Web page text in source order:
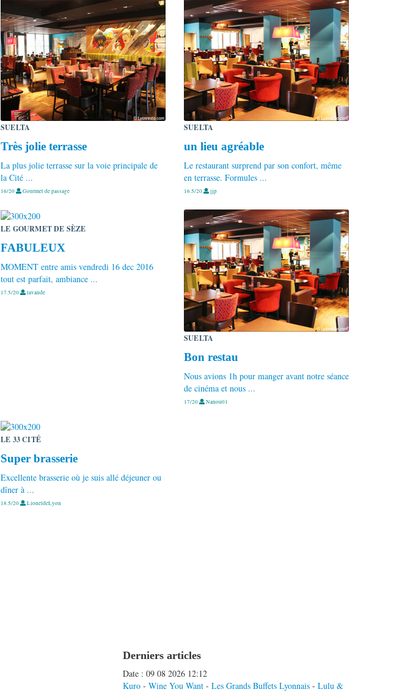
SUELTA
Très jolie terrasse
La plus jolie terrasse sur la voie principale de
la Cité ...
16/20 Gourmet de passage
SUELTA
un lieu agréable
Le restaurant surprend par son confort, même
en terrasse. Formules ...
16.5/20 jjp
LE GOURMET DE SÈZE
FABULEUX
MOMENT entre amis vendredi 16 dec 2016
tout est parfait, ambiance ...
17.5/20 lavande
SUELTA
Bon restau
Nous avions 1h pour manger avant notre séance
de cinéma et nous ...
17/20 Nanou01
LE 33 CITÉ
Super brasserie
Excellente brasserie où je suis allé déjeuner ou
dîner à ...
18.5/20 LioneldeLyon
Derniers articles
Date : 09 08 2026 12:12
Kuro - Wine You Want - Les Grands Buffets Lyonnais - Lulu &